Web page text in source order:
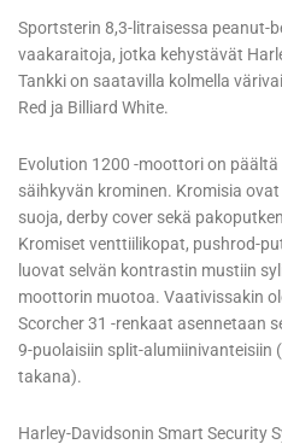
Sportsterin 8,3-litraisessa peanut-
vaakaraitoja, jotka kehystävät
Tankki on saatavilla kolmella
Red ja Billiard White.
Evolution 1200 -moottori on
säihkyvän krominen. Kromisia
suoja, derby cover sekä
Kromiset venttiilikopat, pushrod-
luovat selvän kontrastin mustiin
moottorin muotoa. Vaativissakin
Scorcher 31 -renkaat asennetaan
9-puolaisiin split-alumiinivanteisiin
takana).
Harley-Davidsonin Smart Security